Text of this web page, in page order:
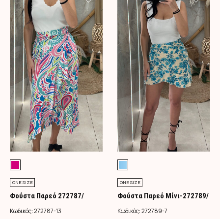
ONE SIZE
Φούστα Παρεό 272787/
Φούξια
Κωδικός:272787-13
ONE SIZE
Φούστα Παρεό Μίνι-272789/
Τιρκουάζ
Κωδικός:272789-7